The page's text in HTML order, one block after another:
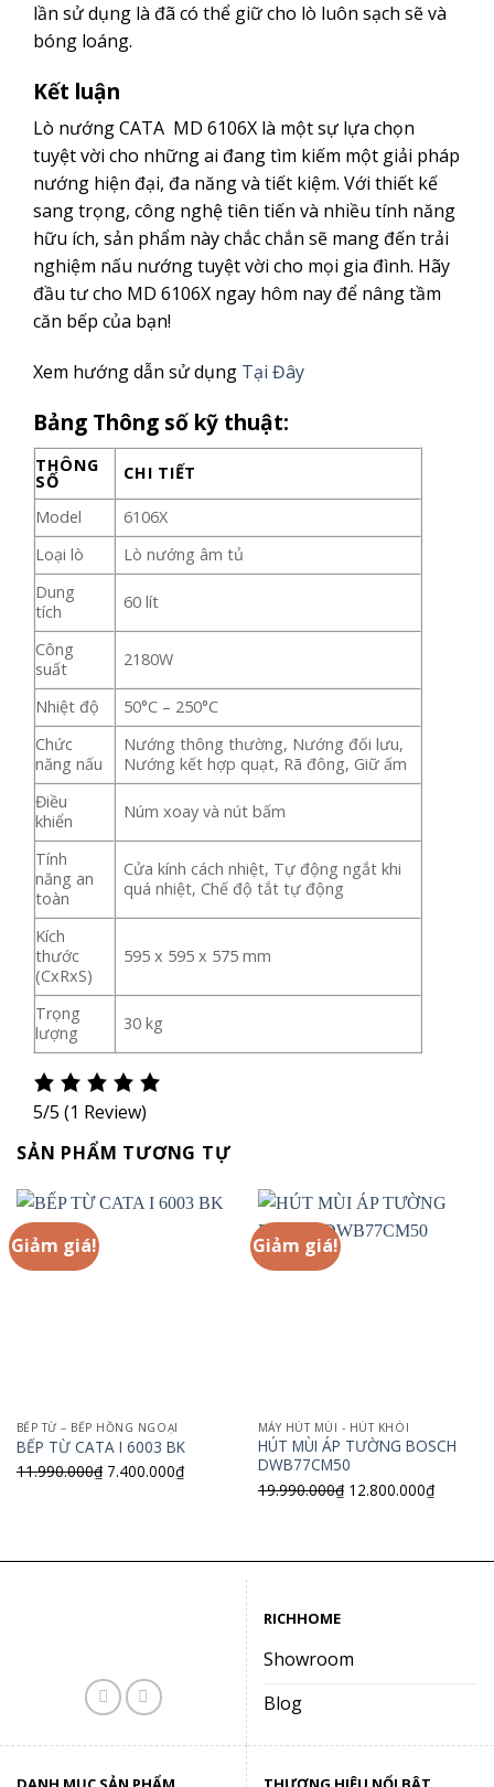
lần sử dụng là đã có thể giữ cho lò luôn sạch sẽ và
bóng loáng.
Kết luận
Lò nướng CATA MD 6106X là một sự lựa chọn
tuyệt vời cho những ai đang tìm kiếm một giải pháp
nướng hiện đại, đa năng và tiết kiệm. Với thiết kế
sang trọng, công nghệ tiên tiến và nhiều tính năng
hữu ích, sản phẩm này chắc chắn sẽ mang đến trải
nghiệm nấu nướng tuyệt vời cho mọi gia đình. Hãy
đầu tư cho MD 6106X ngay hôm nay để nâng tầm
căn bếp của bạn!
Xem hướng dẫn sử dụng Tại Đây
Bảng Thông số kỹ thuật:
THÔNG
SỐ CHI TIẾT
Model
6106X
Loại lò
Lò nướng âm tủ
Dung
tích
60 lít
Công
suất
2180W
Nhiệt độ
50°C – 250°C
Chức
năng nấu
Nướng thông thường, Nướng đối lưu,
Nướng kết hợp quạt, Rã đông, Giữ ấm
Điều
khiển
Núm xoay và nút bấm
Tính
năng an
toàn
Cửa kính cách nhiệt, Tự động ngắt khi
quá nhiệt, Chế độ tắt tự động
Kích
thước
(CxRxS)
595 x 595 x 575 mm
Trọng
lượng
30 kg
5/5 (1 Review)
SẢN PHẨM TƯƠNG TỰ
Giảm giá!
BẾP TỪ – BẾP HỒNG NGOẠI
BẾP TỪ CATA I 6003 BK
11.990.000₫ Giá
7.400.000₫Giá
7.400.000₫.
Giảm giá!
MÁY HÚT MÙI - HÚT KHÓI
HÚT MÙI ÁP TƯỜNG BOSCH
DWB77CM50
19.990.000₫ Giá
19.990.000₫.
12.800.000₫Giá
là:
RICHHOME
Showroom
Blog